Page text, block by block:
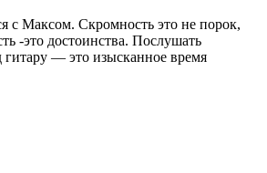
с Максом. Скромность это не порок,
-это достоинства. Послушать
— это изысканное время